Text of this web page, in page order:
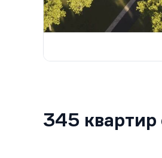
345 квартир